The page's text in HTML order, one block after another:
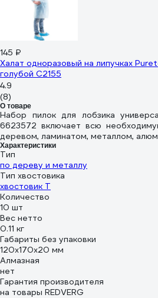
145 ₽
Халат одноразовый на липучках
голубой C2155
4.9
(8)
О товаре
Набор пилок для лобзика
6623572 включает всю
деревом, ламинатом, металлом,
Характеристики
Тип
по дереву и металлу
Тип хвостовика
хвостовик Т
Количество
10 шт
Вес нетто
0.11 кг
Габариты без упаковки
120х170х20 мм
Алмазная
нет
Гарантия производителя
на товары REDVERG